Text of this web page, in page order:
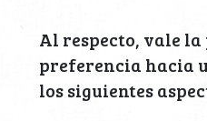
Al respecto, vale
preferencia hacia
los siguientes